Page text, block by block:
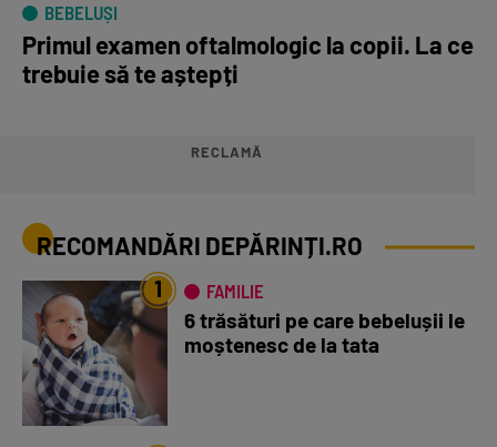
BEBELUȘI
Primul examen oftalmologic la copii. La ce
trebuie să te aștepți
RECLAMĂ
RECOMANDĂRI DEPĂRINȚI.RO
1 FAMILIE
6 trăsături pe care bebelușii le
moștenesc de la tata